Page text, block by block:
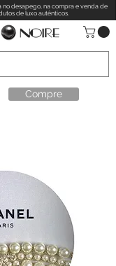
no desapego, na compra e venda de
de luxo autênticos.
Compre